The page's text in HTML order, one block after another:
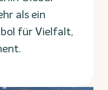
als ein
für Vielfalt,